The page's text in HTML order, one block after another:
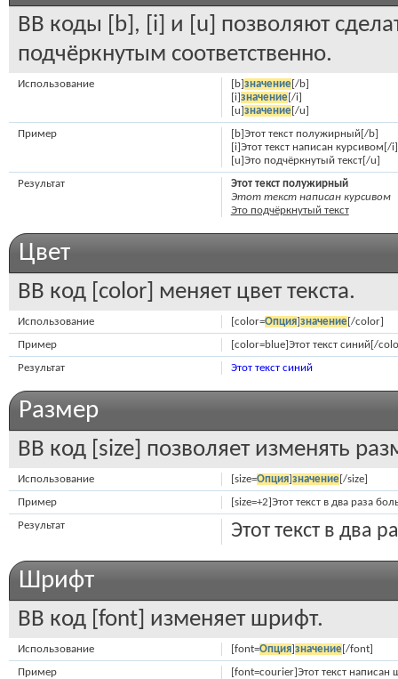
BB коды [b], [i] и [u] позволяют
подчёркнутым соответственно.
[b]значение[/b]
[i]значение[/i]
[u]значение[/u]
Использование
[b]Этот текст полужирный[/b]
[i]Этот текст написан курсивом[/i]
[u]Это подчёркнутый текст[/u]
Пример
Этот текст полужирный
Этот текст написан курсивом
Это подчёркнутый текст
Результат
Цвет
BB код [color] меняет цвет текста.
[color=Опция]значение[/color]
Использование
[color=blue]Этот текст синий[/
Пример
Этот текст синий
Результат
Размер
BB код [size] позволяет изменять
[size=Опция]значение[/size]
Использование
[size=+2]Этот текст в два раза
Пример
Этот текст в два
Результат
Шрифт
BB код [font] изменяет шрифт.
[font=Опция]значение[/font]
Использование
[font=courier]Этот текст
Пример